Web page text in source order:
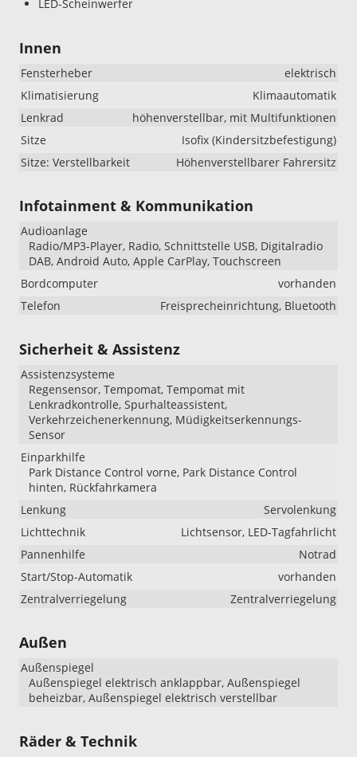
LED-Scheinwerfer
Innen
Fensterheber
elektrisch
Klimatisierung
Klimaautomatik
Lenkrad
höhenverstellbar, mit Multifunktionen
Sitze
Isofix (Kindersitzbefestigung)
Sitze: Verstellbarkeit
Höhenverstellbarer Fahrersitz
Infotainment & Kommunikation
Audioanlage
Radio/MP3-Player, Radio, Schnittstelle USB, Digitalradio
DAB, Android Auto, Apple CarPlay, Touchscreen
Bordcomputer
vorhanden
Telefon
Freisprecheinrichtung, Bluetooth
Sicherheit & Assistenz
Assistenzsysteme
Regensensor, Tempomat, Tempomat mit
Lenkradkontrolle, Spurhalteassistent,
Verkehrzeichenerkennung, Müdigkeitserkennungs-
Sensor
Einparkhilfe
Park Distance Control vorne, Park Distance Control
hinten, Rückfahrkamera
Lenkung
Servolenkung
Lichttechnik
Lichtsensor, LED-Tagfahrlicht
Pannenhilfe
Notrad
Start/Stop-Automatik
vorhanden
Zentralverriegelung
Zentralverriegelung
Außen
Außenspiegel
Außenspiegel elektrisch anklappbar, Außenspiegel
beheizbar, Außenspiegel elektrisch verstellbar
Räder & Technik